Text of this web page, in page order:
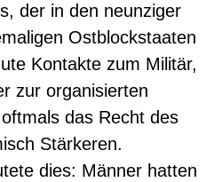
der in den neunziger
Ostblockstaaten
Kontakte zum Militär,
zur organisierten
das Recht des
Stärkeren.
dies: Männer hatten